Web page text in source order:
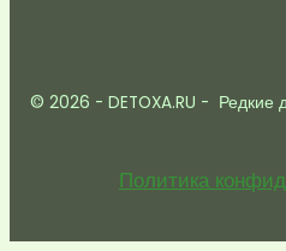
© 2026 - DETOXA.RU - Редкие
Политика